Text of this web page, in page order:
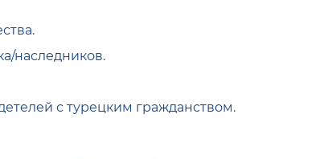
наследников.
с турецким гражданством.